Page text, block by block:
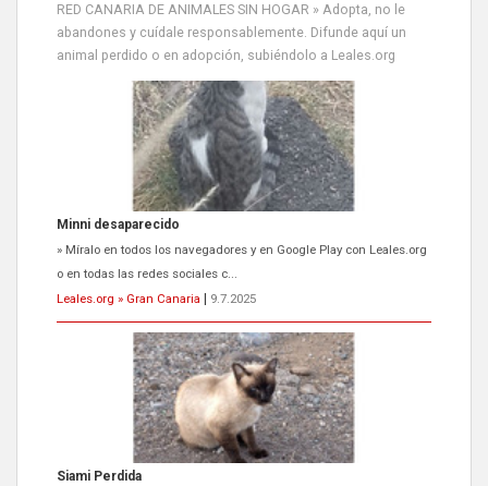
RED CANARIA DE ANIMALES SIN HOGAR » Adopta, no le
abandones y cuídale responsablemente. Difunde aquí un
animal perdido o en adopción, subiéndolo a Leales.org
Minni desaparecido
» Míralo en todos los navegadores y en Google Play con Leales.org
o en todas las redes sociales c...
Leales.org » Gran Canaria
9.7.2025
Siami Perdida